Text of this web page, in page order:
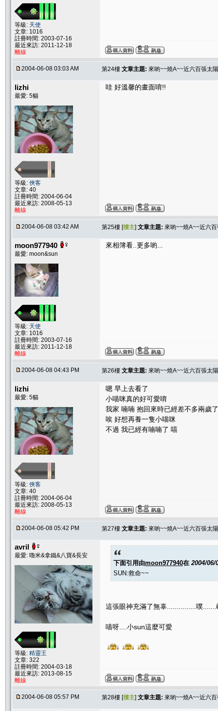
等級: 天使
文章: 1016
註冊時間: 2003-07-16
最近來訪: 2011-12-18
離線
2004-06-08 03:03 AM 第24樓 文章主題: 來喲~~燒A~~近六百張太
lizhi
最愛: 5貓
等級: 俠客
文章: 40
註冊時間: 2004-06-04
最近來訪: 2008-05-13
離線
哇 好溫馨的畫面唷!!
2004-06-08 03:42 AM 第25樓 [樓主] 文章主題: 來喲~~燒A~~近六
moon977940
最愛: moon&sun
等級: 天使
文章: 1016
註冊時間: 2003-07-16
最近來訪: 2011-12-18
離線
來相簿看..更多喲...
2004-06-08 04:43 PM 第26樓 文章主題: 來喲~~燒A~~近六百張太
lizhi
最愛: 5貓
等級: 俠客
文章: 40
註冊時間: 2004-06-04
最近來訪: 2008-05-13
離線
嗯 早上去看了
小喵咪真的好可愛唷
我家 喃喃 抱回來時已經差不多兩歲了
唉 好想再養一隻小喵咪
不過 我已經有喃喃了 嘻
2004-06-08 05:42 PM 第27樓 文章主題: 來喲~~燒A~~近六百張太
avril
最愛: 嚕米&拿鐵&八寶&長安
等級: 精靈王
文章: 322
註冊時間: 2004-03-18
最近來訪: 2013-08-15
離線
下面引用由moon977940在 2004/06/
SUN:救命~~
這張眼神充滿了無辜...............噗.......
喵呀....小sun這麼可愛
2004-06-08 05:57 PM 第28樓 [樓主] 文章主題: 來喲~~燒A~~近六